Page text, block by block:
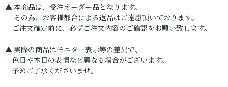
▲ 本商品は、受注オーダー品となります。
その為、お客様都合による返品はご遠慮頂いております。
ご注文確定前に、必ずご注文内容のご確認をお願い致します。
▲ 実際の商品はモニター表示等の差異で、
色目や木目の表情など異なる場合がございます。
予めご了承くださいませ。